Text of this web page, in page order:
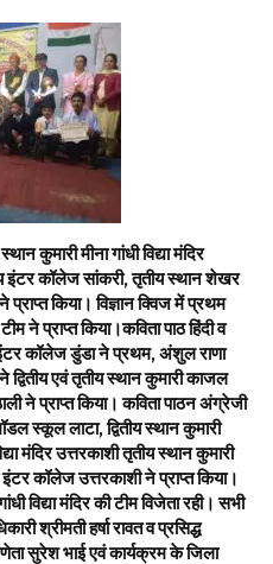
कुमारी मीना गांधी विद्या मंदिर
इंटर कॉलेज सांकरी, तृतीय स्थान शेखर
प्राप्त किया। विज्ञान क्विज में प्रथम
ने प्राप्त किया।कविता पाठ हिंदी व
इंटर कॉलेज डुंडा ने प्रथम, अंशुल राणा
द्वितीय एवं तृतीय स्थान कुमारी काजल
ने प्राप्त किया। कविता पाठन अंग्रेजी
स्कूल लाटा, द्वितीय स्थान कुमारी
मंदिर उत्तरकाशी तृतीय स्थान कुमारी
कॉलेज उत्तरकाशी ने प्राप्त किया।
विद्या मंदिर की टीम विजेता रही। सभी
श्रीमती हर्षा रावत व प्रसिद्ध
सुरेश भाई एवं कार्यक्रम के जिला